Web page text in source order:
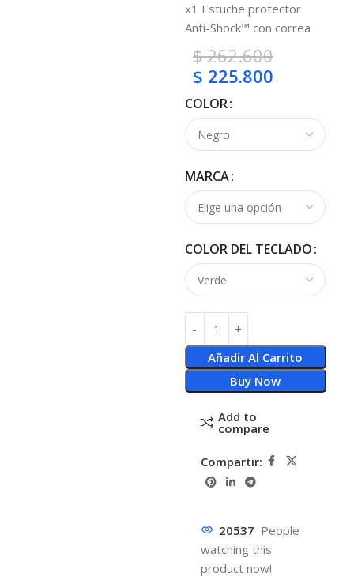
x1 Estuche protector
Anti-Shock™ con correa
$262.600
$ 225.800
COLOR
MARCA
COLOR DEL TECLADO
Añadir Al Carrito
Buy Now
Add to
compare
Compartir:
20537 People
watching this
product now!